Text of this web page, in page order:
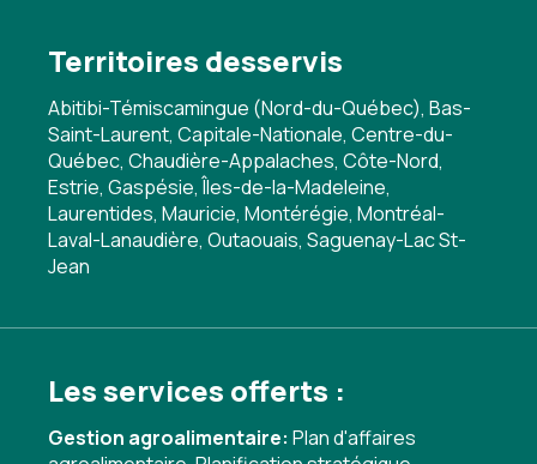
Territoires desservis
Abitibi-Témiscamingue (Nord-du-Québec), Bas-
Saint-Laurent, Capitale-Nationale, Centre-du-
Québec, Chaudière-Appalaches, Côte-Nord,
Estrie, Gaspésie, Îles-de-la-Madeleine,
Laurentides, Mauricie, Montérégie, Montréal-
Laval-Lanaudière, Outaouais, Saguenay-Lac St-
Jean
Les services offerts :
Gestion agroalimentaire: Plan d'affaires